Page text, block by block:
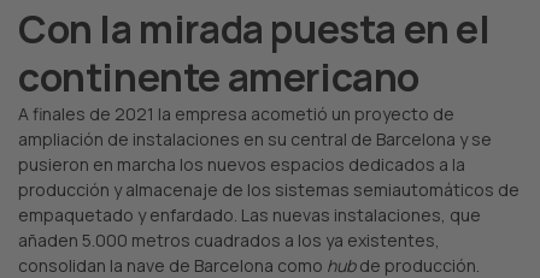
Con la mirada puesta en el
continente americano
A finales de 2021 la empresa acometió un proyecto de
ampliación de instalaciones en su central de Barcelona y se
pusieron en marcha los nuevos espacios dedicados a la
producción y almacenaje de los sistemas semiautomáticos de
empaquetado y enfardado. Las nuevas instalaciones, que
añaden 5.000 metros cuadrados a los ya existentes,
consolidan la nave de Barcelona como hubde producción.